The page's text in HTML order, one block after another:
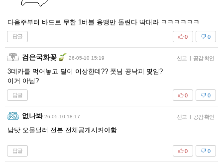
다음주부터 바드로 무한 1버블 용맹만 돌린다 딱대라 ㅋㅋㅋㅋㅋㅋ
답글 0
0
검은국화꽃 26-05-10 15:19 신고 | 공감 확인
3데카를 먹어놓고 딜이 이상한데?? 폿님 공낙피 몇임?
이거 아님?
답글 0
0
없나봐 26-05-10 18:17 신고 | 공감 확인
남탓 오물딜러 전분 전체공개시켜야함
답글 0
0